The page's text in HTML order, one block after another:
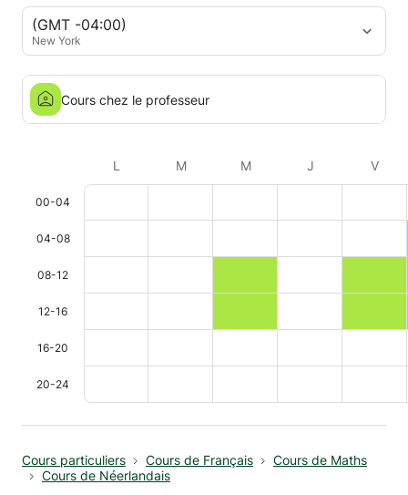
(GMT -04:00)
New York
Cours chez le professeur
L M M J V
00-04
04-08
08-12
12-16
16-20
20-24
Cours particuliers Cours de Français
Cours de Maths
Cours de Néerlandais